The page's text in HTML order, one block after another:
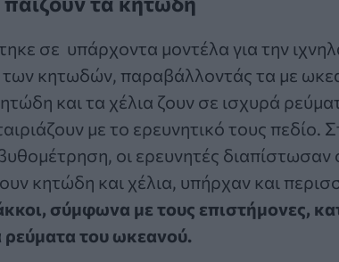
σε υπάρχοντα μοντέλα για την
των κητωδών, παραβάλλοντάς τα με
και τα χέλια ζουν σε ισχυρά
με το ερευνητικό τους πεδίο.
οι ερευνητές διαπίστωσαν
κητώδη και χέλια, υπήρχαν και
σύμφωνα με τους επιστήμονες,
ρεύματα του ωκεανού.